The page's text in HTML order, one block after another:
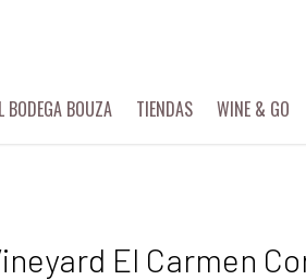
BODEGA BOUZA TIENDAS WINE & GO
El Carmen